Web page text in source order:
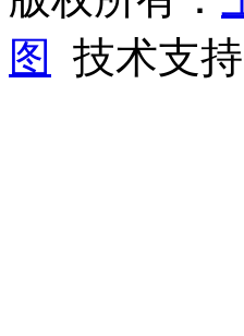
图
技术支